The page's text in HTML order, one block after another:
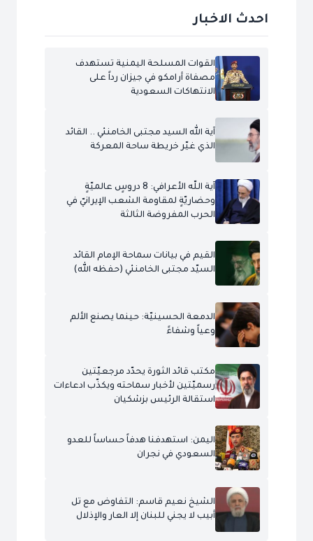
احدث الاخبار
القوات المسلحة اليمنية تستهدف
مصفاة أرامكو في جيزان رداً على
الانتهاكات السعودية
آية الله السيد مجتبى الخامنئي .. القائد
الذي غيّر خريطة ساحة المعركة
آية اللّه الأعرافي: 8 دروسٍ عالميّةٍ
وحضاريّةٍ لمقاومة الشعب الإيرانيّ في
الحرب المفروضة الثالثة
القيم في بيانات سماحة الإمام القائد
السيّد مجتبى الخامنئي (حفظه الله)
الدمعة الحسينيّة: حينما يصنع الألم
وعياً وشفاءً
مكتب قائد الثورة يحدّد مرجعيّتين
رسميّتين لأخبار سماحته ويكذّب ادعاءات
استقالة الرئيس بزشكيان
اليمن: استهدفنا هدفاً حساساً للعدو
السعودي في نجران
الشيخ نعيم قاسم: التفاوض مع تل
أبيب لا يجني للبنان إلا العار والإذلال